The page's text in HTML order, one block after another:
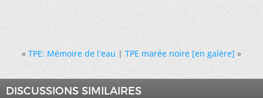
« TPE: Mémoire de l'eau|TPE marée noire [en galère] »
DISCUSSIONS SIMILAIRES